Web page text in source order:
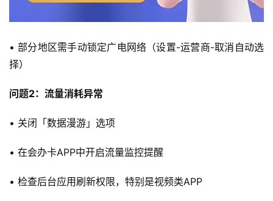
带
随
身
W
• 部分地区需手动锁定广电网络（设置-运营商-取消自动选
择）
问题2：流量消耗异常
• 关闭「数据漫游」选项
• 在会办卡APP中开启流量监控提醒
• 检查后台应用刷新权限，特别是视频类APP